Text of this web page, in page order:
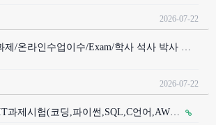
2026-07-22
제/온라인수업이수/Exam/학사 석사 박사 …
2026-07-22
과제시험(코딩,파이썬,SQL,C언어,AW…